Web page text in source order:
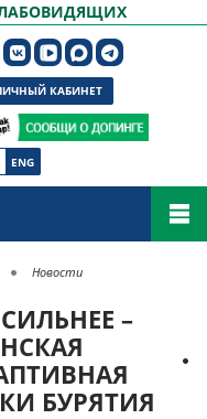
ENG
КАБИНЕТ
Новости
–
БУРЯТИЯ